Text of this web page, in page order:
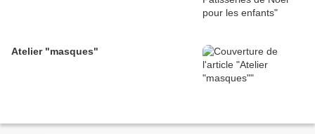
Atelier "masques"